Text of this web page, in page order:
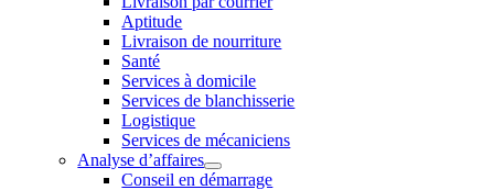
Aptitude
Livraison de nourriture
Santé
Services à domicile
Services de blanchisserie
Logistique
Services de mécaniciens
Analyse d’affaires
Conseil en démarrage